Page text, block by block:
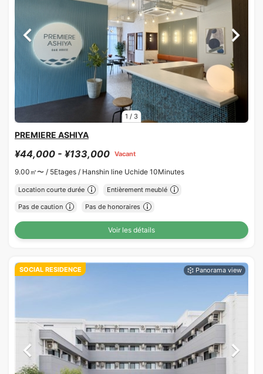
1 / 3
PREMIERE ASHIYA
¥44,000 - ¥133,000 Vacant
9.00㎡〜 / 5Etages / Hanshin line Uchide 10Minutes
Location courte durée Entièrement meublé
Pas de caution Pas de honoraires
Voir les détails
SOCIAL RESIDENCE